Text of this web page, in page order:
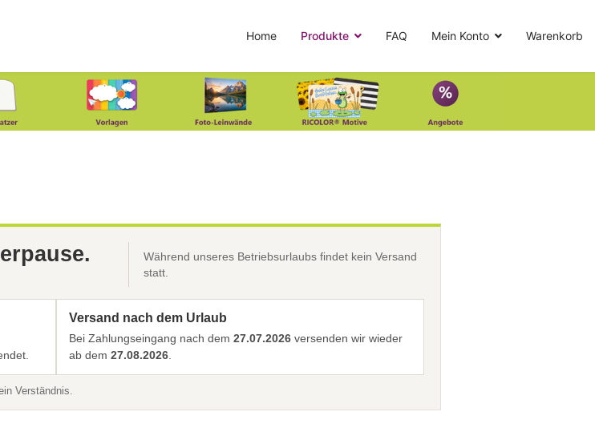
Home Produkte FAQ Mein Konto Warenkorb
Während unseres Betriebsurlaubs findet kein Versand
statt.
Versand nach dem Urlaub
Bei Zahlungseingang nach dem 27.07.2026 versenden wir wieder
ab dem 27.08.2026.
Verständnis.